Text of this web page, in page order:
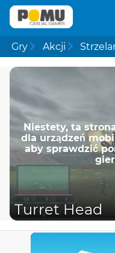
Gry Akcji
Niestety, ta
dla urządzeń
aby sprawdzić
Turret Head